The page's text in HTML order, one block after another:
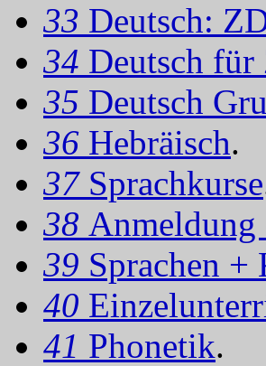
33 Deutsch:
34 Deutsch für
35 Deutsch
36 Hebräisch.
37 Sprachkurse
38 Anmeldung
39 Sprachen +
40
41 Phonetik.